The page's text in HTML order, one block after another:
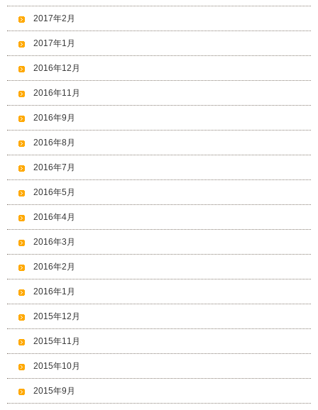
2017年2月
2017年1月
2016年12月
2016年11月
2016年9月
2016年8月
2016年7月
2016年5月
2016年4月
2016年3月
2016年2月
2016年1月
2015年12月
2015年11月
2015年10月
2015年9月